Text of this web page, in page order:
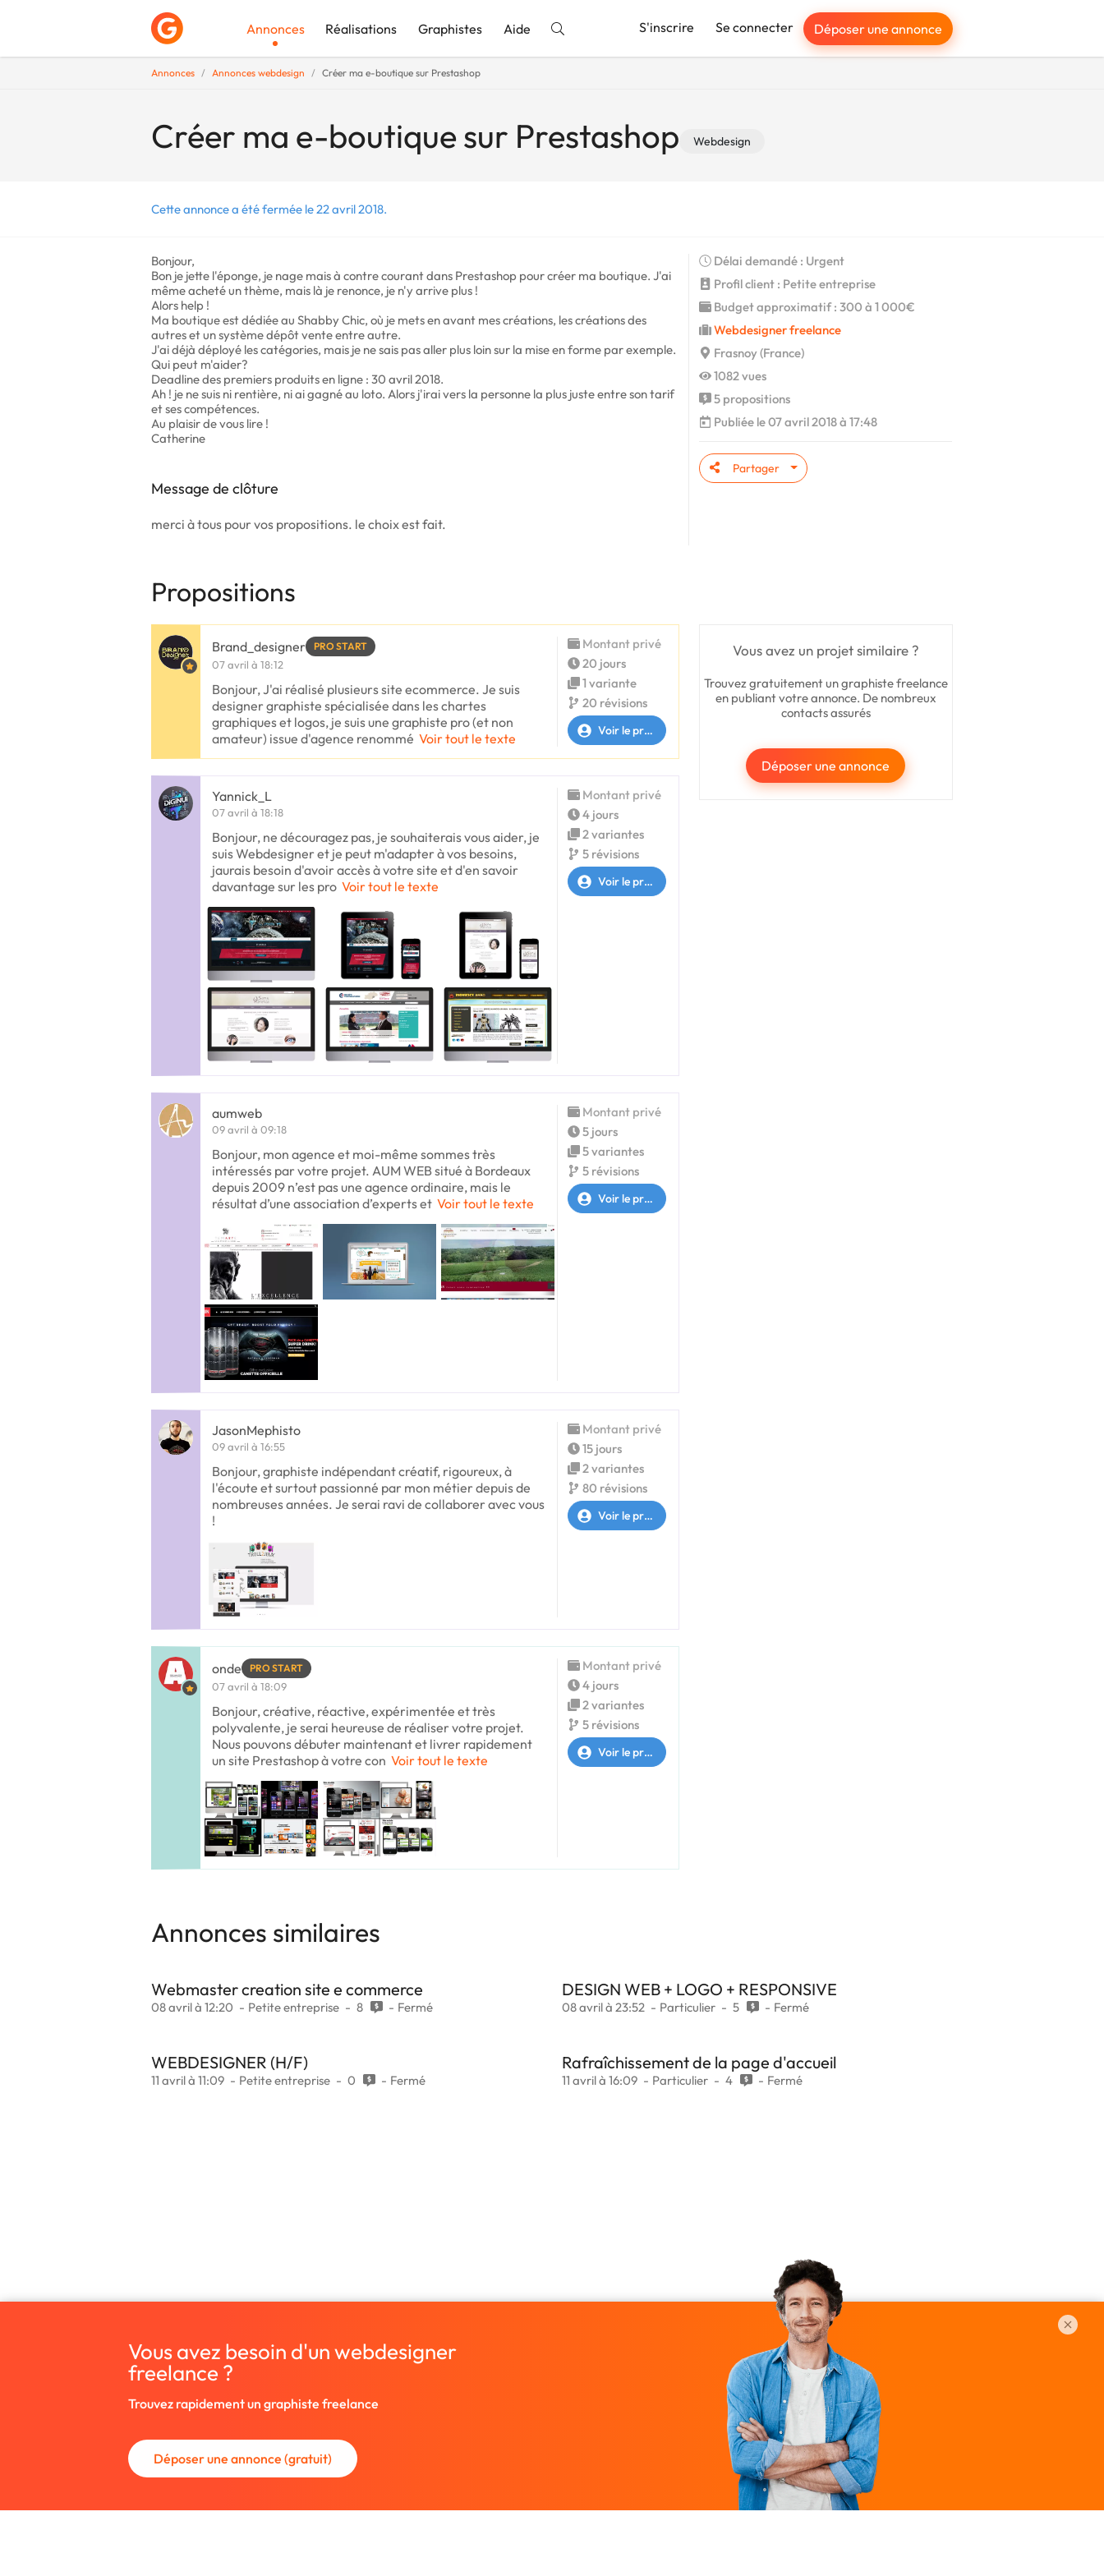
Annonces Réalisations Graphistes Aide S'inscrire Se connecter Déposer une annonce
Annonces Annonces webdesign Créer ma e-boutique sur Prestashop
Créer ma e-boutique sur Prestashop Webdesign
Cette annonce a été fermée le 22 avril 2018.
Bonjour,
Bon je jette l'éponge, je nage mais à contre courant dans Prestashop pour créer ma boutique. J'ai
même acheté un thème, mais là je renonce, je n'y arrive plus !
Alors help !
Ma boutique est dédiée au Shabby Chic, où je mets en avant mes créations, les créations des
autres et un système dépôt vente entre autre.
J'ai déjà déployé les catégories, mais je ne sais pas aller plus loin sur la mise en forme par exemple.
Qui peut m'aider?
Deadline des premiers produits en ligne : 30 avril 2018.
Ah ! je ne suis ni rentière, ni ai gagné au loto. Alors j'irai vers la personne la plus juste entre son tarif
et ses compétences.
Au plaisir de vous lire !
Catherine
Message de clôture
merci à tous pour vos propositions. le choix est fait.
Délai demandé : Urgent
Profil client : Petite entreprise
Budget approximatif : 300 à 1 000€
Webdesigner freelance
Frasnoy (France)
1082 vues
5 propositions
Publiée le 07 avril 2018 à 17:48
Partager
Propositions
Vous avez un projet similaire ?
Trouvez gratuitement un graphiste freelance
en publiant votre annonce. De nombreux
contacts assurés
Déposer une annonce
Brand_designer PRO START
07 avril à 18:12
Bonjour, J'ai réalisé plusieurs site ecommerce. Je suis
designer graphiste spécialisée dans les chartes
graphiques et logos, je suis une graphiste pro (et non
amateur) issue d'agence renommé Voir tout le texte
Montant privé
20 jours
1 variante
20 révisions
Voir le profil
Yannick_L
07 avril à 18:18
Bonjour, ne découragez pas, je souhaiterais vous aider, je
suis Webdesigner et je peut m'adapter à vos besoins,
jaurais besoin d'avoir accès à votre site et d'en savoir
davantage sur les pro Voir tout le texte
Montant privé
4 jours
2 variantes
5 révisions
Voir le profil
aumweb
09 avril à 09:18
Bonjour, mon agence et moi-même sommes très
intéressés par votre projet. AUM WEB situé à Bordeaux
depuis 2009 n’est pas une agence ordinaire, mais le
résultat d’une association d’experts et Voir tout le texte
Montant privé
5 jours
5 variantes
5 révisions
Voir le profil
JasonMephisto
09 avril à 16:55
Bonjour, graphiste indépendant créatif, rigoureux, à
l'écoute et surtout passionné par mon métier depuis de
nombreuses années. Je serai ravi de collaborer avec vous
!
Montant privé
15 jours
2 variantes
80 révisions
Voir le profil
onde PRO START
07 avril à 18:09
Bonjour, créative, réactive, expérimentée et très
polyvalente, je serai heureuse de réaliser votre projet.
Nous pouvons débuter maintenant et livrer rapidement
un site Prestashop à votre con Voir tout le texte
Montant privé
4 jours
2 variantes
5 révisions
Voir le profil
Annonces similaires
Webmaster creation site e commerce
08 avril à 12:20 Petite entreprise 8 Fermé
DESIGN WEB + LOGO + RESPONSIVE
08 avril à 23:52 Particulier 5 Fermé
WEBDESIGNER (H/F)
11 avril à 11:09 Petite entreprise 0 Fermé
Rafraîchissement de la page d'accueil
11 avril à 16:09 Particulier 4 Fermé
Vous avez besoin d'un webdesigner
freelance ?
Trouvez rapidement un graphiste freelance
Déposer une annonce (gratuit)